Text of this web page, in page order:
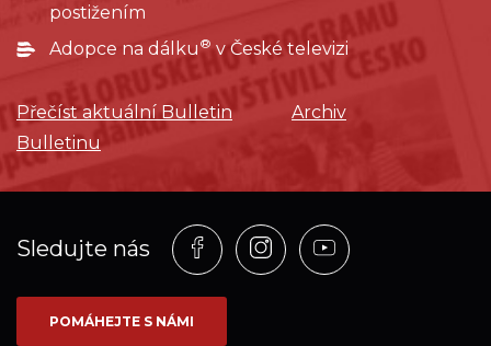
postižením
Adopce na dálku ®v České televizi
Přečíst aktuální Bulletin
Archiv
Bulletinu
Sledujte nás
Profil
na
síti_Facebook
Profil
na
Profil
na
POMÁHEJTE S NÁMI